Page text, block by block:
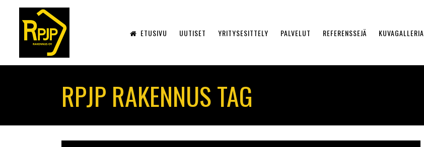
ETUSIVU UUTISET YRITYSESITTELY PALVELUT REFERENSSEJÄ KUVAGALLERIA
RPJP RAKENNUS TAG